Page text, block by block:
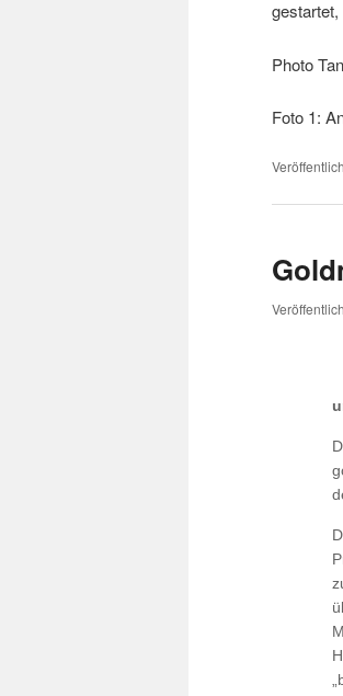
Photo
Foto 1: